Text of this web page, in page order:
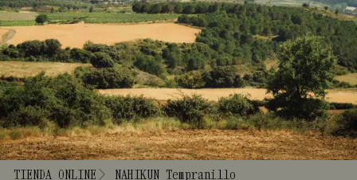
TIENDA ONLINE NAHIKUN Tempranillo